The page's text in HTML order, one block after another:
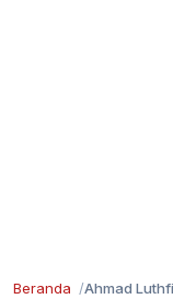
Beranda Ahmad Luthfi